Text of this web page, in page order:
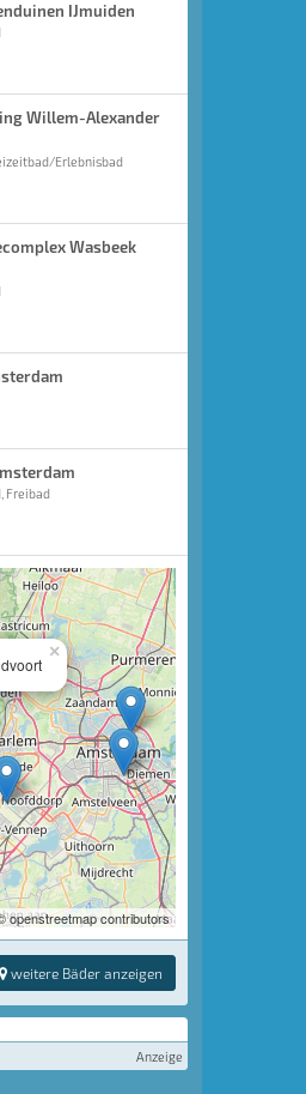
IJmuiden
Willem-Alexander
Erlebnisbad
Wasbeek
Freibad
×
openstreetmap contributors
weitere Bäder anzeigen
Anzeige